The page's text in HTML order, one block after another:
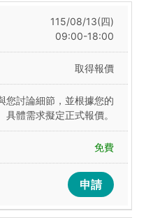
115/08/13(四)
09:00-18:00
取得報價
您討論細節，並根據您的
具體需求擬定正式報價。
免費
申請